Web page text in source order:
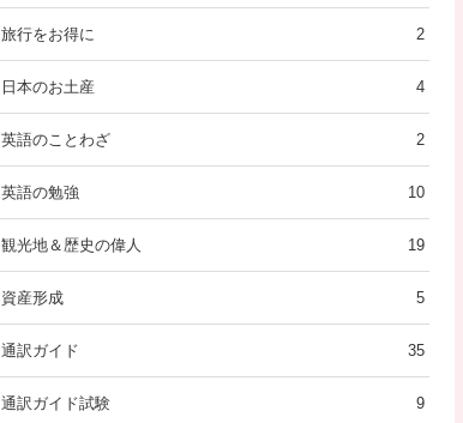
旅行をお得に 2
日本のお土産 4
英語のことわざ 2
英語の勉強 10
観光地＆歴史の偉人 19
資産形成 5
通訳ガイド 35
通訳ガイド試験 9